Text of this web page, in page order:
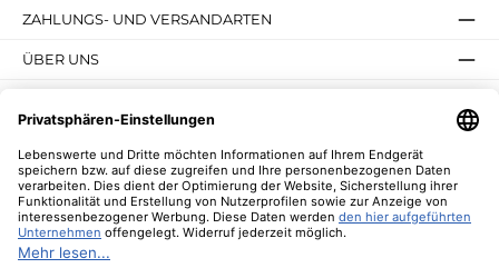
ZAHLUNGS- UND VERSANDARTEN
ÜBER UNS
NEWSLETTER
* Alle Preise inkl. gesetzl. Mehrwertsteuer zzgl.
Nachnahmegebühren, wenn nicht anders angegeben.